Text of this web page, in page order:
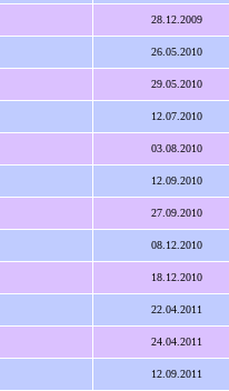
28.12.2009
26.05.2010
29.05.2010
12.07.2010
03.08.2010
12.09.2010
27.09.2010
08.12.2010
18.12.2010
22.04.2011
24.04.2011
12.09.2011